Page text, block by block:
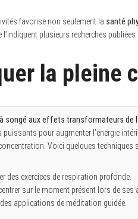
favorise non seulement la santé
l’indiquent plusieurs recherches
la pleine
songé aux effets transformateurs de
pour augmenter l’énergie
Voici quelques techniques
des exercices de respiration profonde.
sur le moment présent lors de ses
applications de méditation guidée.